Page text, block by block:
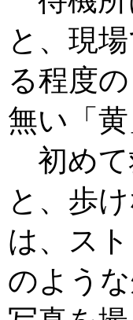
と、現
る程度
無い「
初めて
と、歩
は、ス
のよう